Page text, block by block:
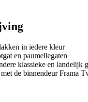
in iedere kleur
en paumellegaten
klassieke en landelijk
de binnendeur Frama